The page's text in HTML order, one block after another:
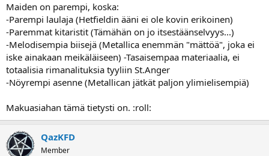
Maiden on parempi, koska:
-Parempi laulaja (Hetfieldin ääni ei ole kovin erikoinen)
-Paremmat kitaristit (Tämähän on jo itsestäänselvyys...)
-Melodisempia biisejä (Metallica enemmän "mättöä", joka ei
iske ainakaan meikäläiseen) -Tasaisempaa materiaalia, ei
totaalisia rimanalituksia tyyliin St.Anger
-Nöyrempi asenne (Metallican jätkät paljon ylimielisempiä)
Makuasiahan tämä tietysti on. :roll:
QazKFD
Member